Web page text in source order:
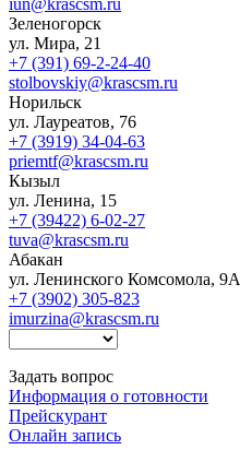
Зеленогорск
ул. Мира, 21
+7 (391) 69-2-24-40
stolbovskiy@krascsm.ru
Норильск
ул. Лауреатов, 76
+7 (3919) 34-04-63
priemtf@krascsm.ru
Кызыл
ул. Ленина, 15
+7 (39422) 6-02-27
tuva@krascsm.ru
Абакан
ул. Ленинского Комсомола, 9А
+7 (3902) 305-823
imurzina@krascsm.ru
Задать вопрос
Информация о готовности
Прейскурант
Онлайн запись